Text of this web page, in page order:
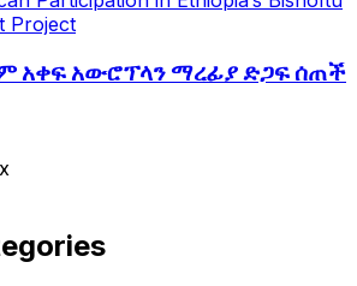
አቀፍ አውሮፕላን ማረፊያ ድጋፍ ሰጠች